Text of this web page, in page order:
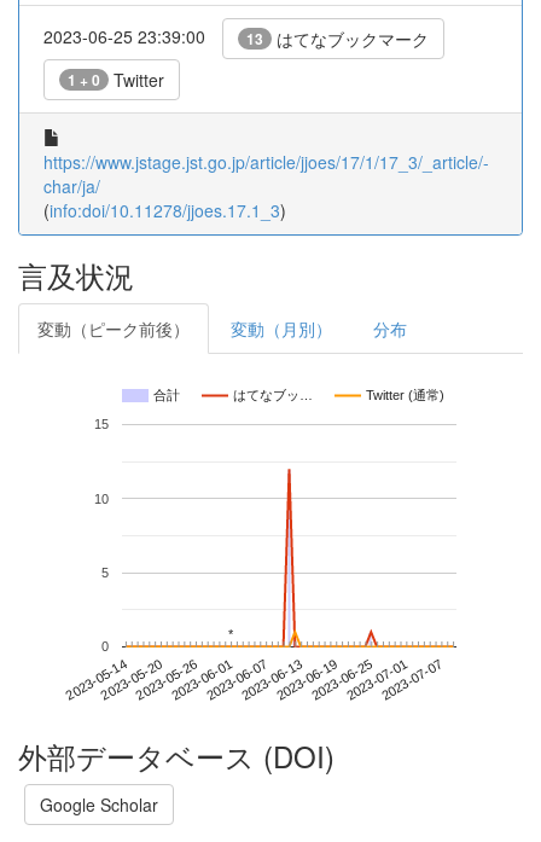
2023-06-25 23:39:00 13 はてなブックマーク
1 + 0 Twitter
https://www.jstage.jst.go.jp/article/jjoes/17/1/17_3/_article/-
char/ja/
(info:doi/10.11278/jjoes.17.1_3)
言及状況
変動（ピーク前後） 変動（月別） 分布
合計 はてなブッ… Twitter (通常)
2023-05-142023-05-202023-05-262023-06-012023-06-072023-06-132023-06-192023-06-252023-07-012023-07-07
0
5
10
15
**
外部データベース (DOI)
Google Scholar